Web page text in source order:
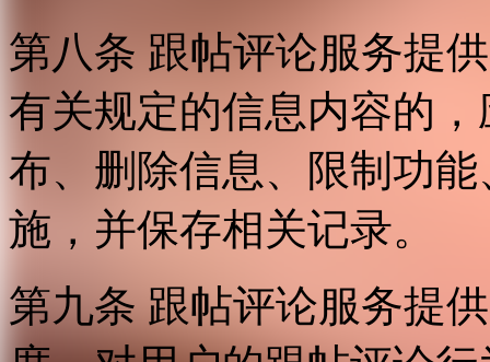
第八条 跟帖评论服务提
有关规定的信息内容的
布、删除信息、限制功
施，并保存相关记录。
第九条 跟帖评论服务提